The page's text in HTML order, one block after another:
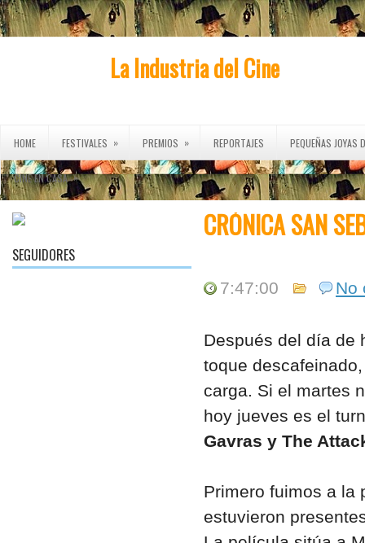
La Industria del Cine
HOME FESTIVALES » PREMIOS » REPORTAJES PEQUEÑAS JOYAS
CINE EN CASA »
SEGUIDORES
CRÓNICA SAN
7:47:00 No
Después del día de
toque
carga. Si el martes
hoy jueves es el
Gavras y The
Primero fuimos a la
estuvieron